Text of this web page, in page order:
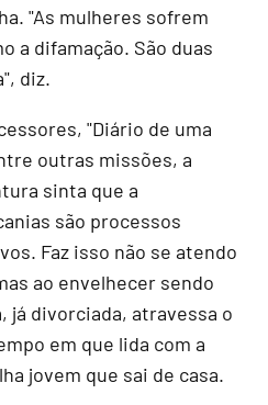
"As mulheres sofrem
a difamação. São duas
diz.
"Diário de uma
outras missões, a
sinta que a
são processos
Faz isso não se atendo
ao envelhecer sendo
já divorciada, atravessa o
em que lida com a
jovem que sai de casa.